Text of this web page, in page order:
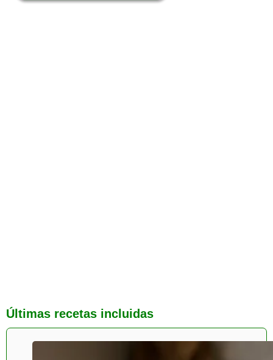
Últimas recetas incluidas